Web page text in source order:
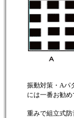
振動対策・Aパ
には一番お勧
重みで組立式